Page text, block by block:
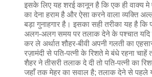
इसके लिए यह शरई कानून है कि एक ही वाक्य
का देना हराम है और ऐसा करने वाला व्यक्ति
बड़ा गुनाहगार है। इसका सही तरीका यह है कि
अलग-अलग समय पर तलाक देने के पश्चात यदि
कर ले अर्थात शौहर-बीवी अपनी गलती का
रज़ामंदी से पति-पत्नी के रिशते मे बंधे रहना
शैहर ने तीसरी तलाक दे दी तो पति-पत्नी का
जहाँ तक मेहर का सवाल है; तलाक देने से पहले